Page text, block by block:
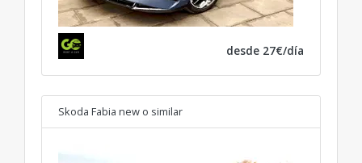
desde 27€/día
Skoda Fabia new o similar